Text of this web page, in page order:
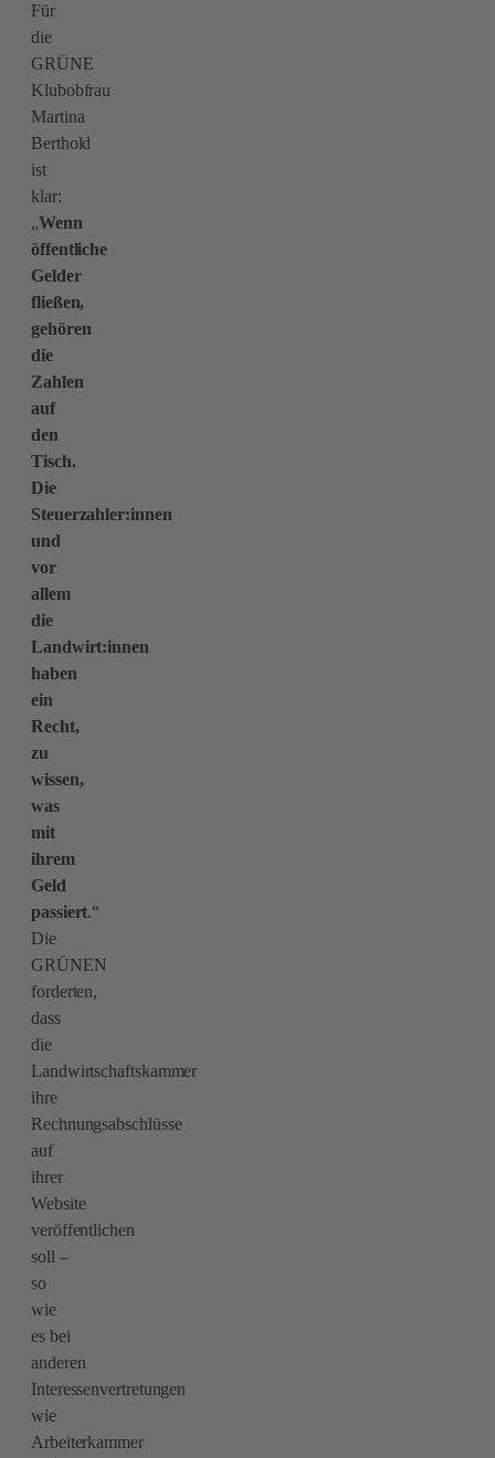
Für
die
GRÜNE
Klubobfrau
Martina
Berthold
ist
klar:
„Wenn
öffentliche
Gelder
fließen,
gehören
die
Zahlen
auf
den
Tisch.
Die
Steuerzahler:innen
und
vor
allem
die
Landwirt:innen
haben
ein
Recht,
zu
wissen,
was
mit
ihrem
Geld
passiert.“
Die
GRÜNEN
forderten,
dass
die
Landwirtschaftskammer
ihre
Rechnungsabschlüsse
auf
ihrer
Website
veröffentlichen
soll –
so
wie
es bei
anderen
Interessenvertretungen
wie
Arbeiterkammer